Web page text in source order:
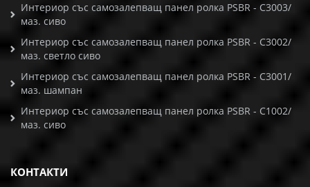
Интериор със самозалепващ панел ролка PSBR - C3003/
маз. сиво
Интериор със самозалепващ панел ролка PSBR - C3002/
маз. светло сиво
Интериор със самозалепващ панел ролка PSBR - C3001/
маз. шампан
Интериор със самозалепващ панел ролка PSBR - C1002/
маз. сиво
КОНТАКТИ